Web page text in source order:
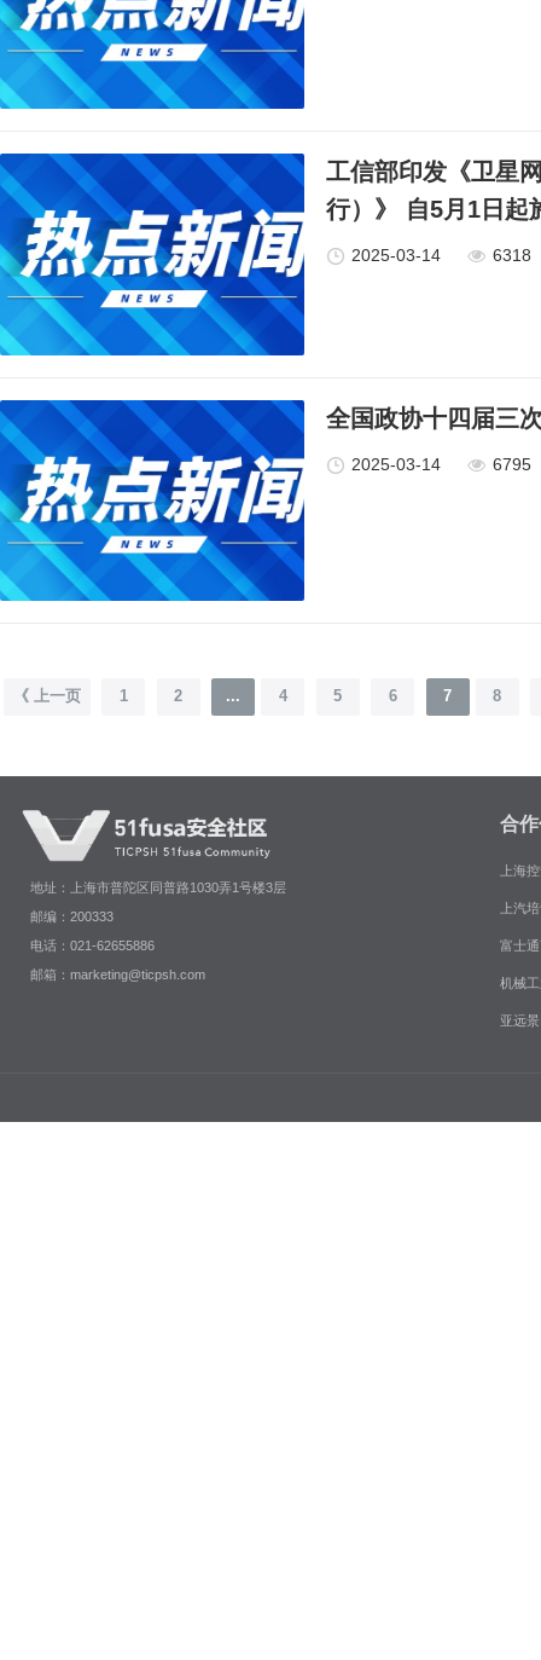
工信部印发《卫星
行）》 自5月1日起
2025-03-14 6318
全国政协十四届三
2025-03-14 6795
《 上一页 1 2 ... 4 5 6 7 8
地址：上海市普陀区同普路1030弄1号楼3层
邮编：200333
电话：021-62655886
邮箱：marketing@ticpsh.com
合
上海
上汽
富士
机械
亚远景